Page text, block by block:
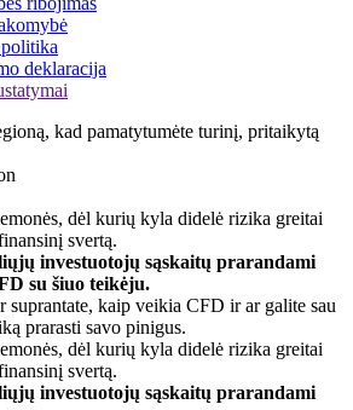
deklaracija
kad pamatytumėte turinį, pritaikytą
dėl kurių kyla didelė rizika greitai
svertą.
investuotojų sąskaitų prarandami
su šiuo teikėju.
suprantate, kaip veikia CFD ir ar galite sau
prarasti savo pinigus.
dėl kurių kyla didelė rizika greitai
svertą.
investuotojų sąskaitų prarandami